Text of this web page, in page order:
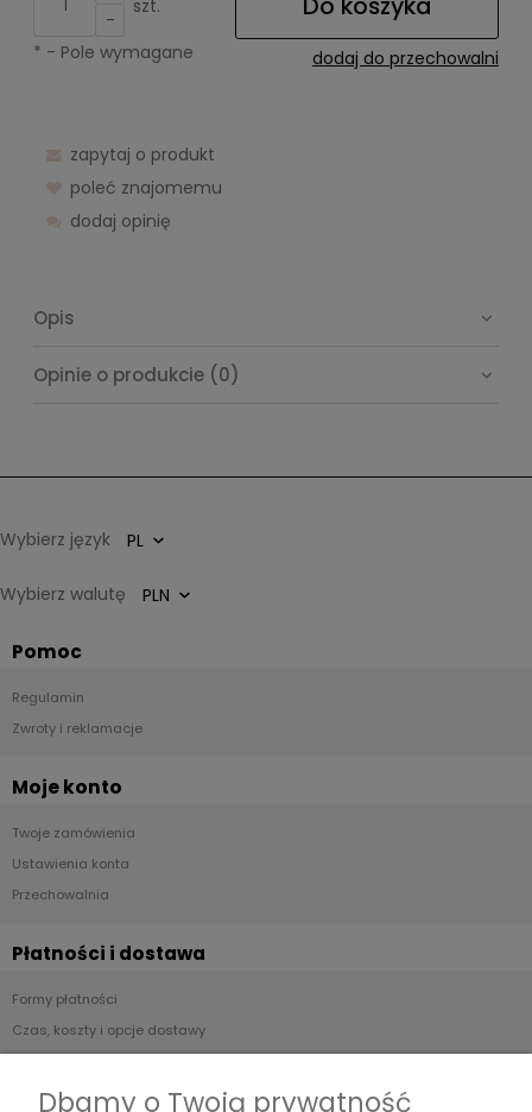
-
szt.
dodaj do przechowalni
* - Pole wymagane
zapytaj o produkt
poleć znajomemu
dodaj opinię
Opis
Opinie o produkcie (0)
Wybierz język
Wybierz walutę
Pomoc
Regulamin
Zwroty i reklamacje
Moje konto
Twoje zamówienia
Ustawienia konta
Przechowalnia
Płatności i dostawa
Formy płatności
Czas, koszty i opcje dostawy
Dbamy o Twoją prywatność